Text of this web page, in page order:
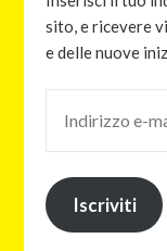
sito, e ricevere
e delle nuove
Iscriviti